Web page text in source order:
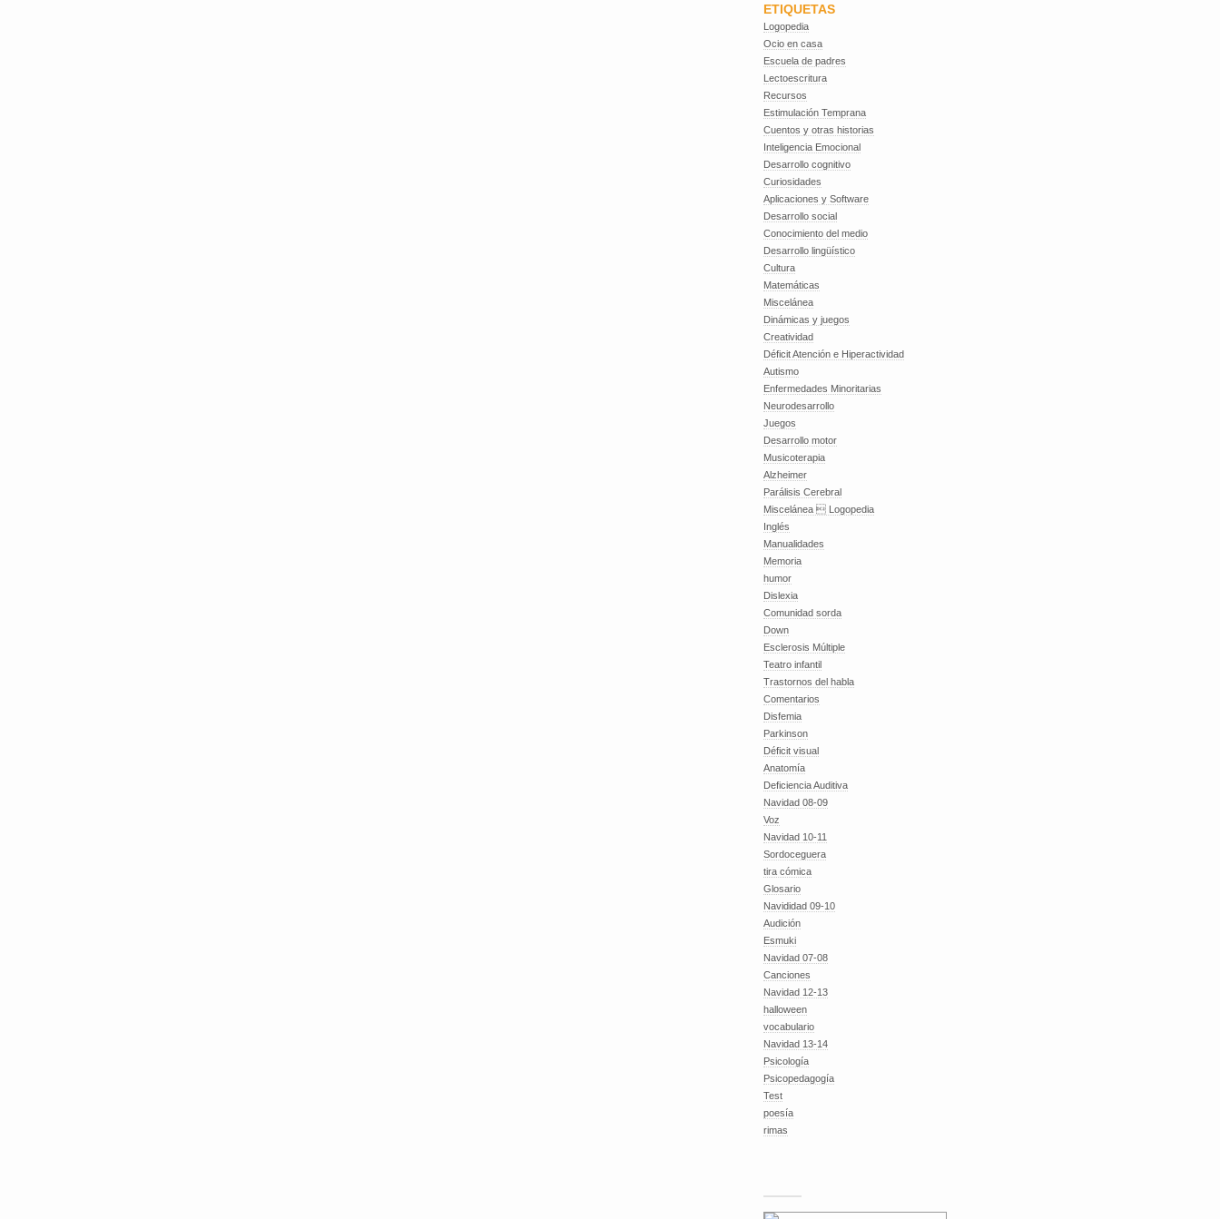
ETIQUETAS
Logopedia
Ocio en casa
Escuela de padres
Lectoescritura
Recursos
Estimulación Temprana
Cuentos y otras historias
Inteligencia Emocional
Desarrollo cognitivo
Curiosidades
Aplicaciones y Software
Desarrollo social
Conocimiento del medio
Desarrollo lingüístico
Cultura
Matemáticas
Miscelánea
Dinámicas y juegos
Creatividad
Déficit Atención e Hiperactividad
Autismo
Enfermedades Minoritarias
Neurodesarrollo
Juegos
Desarrollo motor
Musicoterapia
Alzheimer
Parálisis Cerebral
Miscelánea  Logopedia
Inglés
Manualidades
Memoria
humor
Dislexia
Comunidad sorda
Down
Esclerosis Múltiple
Teatro infantil
Trastornos del habla
Comentarios
Disfemia
Parkinson
Déficit visual
Anatomía
Deficiencia Auditiva
Navidad 08-09
Voz
Navidad 10-11
Sordoceguera
tira cómica
Glosario
Navididad 09-10
Audición
Esmuki
Navidad 07-08
Canciones
Navidad 12-13
halloween
vocabulario
Navidad 13-14
Psicología
Psicopedagogía
Test
poesía
rimas